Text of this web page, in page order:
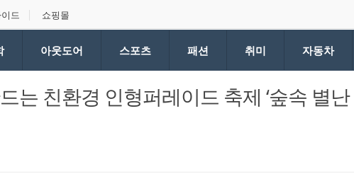
드 쇼핑몰
아웃도어 스포츠 패션 취미 자동차
는 친환경 인형퍼레이드 축제 ‘숲속 별